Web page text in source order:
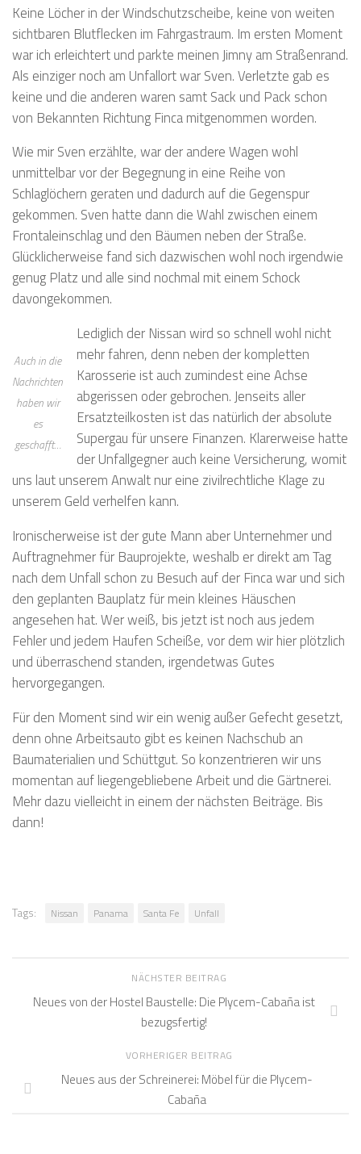
Keine Löcher in der Windschutzscheibe, keine von weiten
sichtbaren Blutflecken im Fahrgastraum. Im ersten Moment
war ich erleichtert und parkte meinen Jimny am Straßenrand.
Als einziger noch am Unfallort war Sven. Verletzte gab es
keine und die anderen waren samt Sack und Pack schon
von Bekannten Richtung Finca mitgenommen worden.
Wie mir Sven erzählte, war der andere Wagen wohl
unmittelbar vor der Begegnung in eine Reihe von
Schlaglöchern geraten und dadurch auf die Gegenspur
gekommen. Sven hatte dann die Wahl zwischen einem
Frontaleinschlag und den Bäumen neben der Straße.
Glücklicherweise fand sich dazwischen wohl noch irgendwie
genug Platz und alle sind nochmal mit einem Schock
davongekommen.
Auch in die
Nachrichten
haben wir
es
geschafft…
Lediglich der Nissan wird so schnell wohl nicht
mehr fahren, denn neben der kompletten
Karosserie ist auch zumindest eine Achse
abgerissen oder gebrochen. Jenseits aller
Ersatzteilkosten ist das natürlich der absolute
Supergau für unsere Finanzen. Klarerweise hatte
der Unfallgegner auch keine Versicherung, womit
uns laut unserem Anwalt nur eine zivilrechtliche Klage zu
unserem Geld verhelfen kann.
Ironischerweise ist der gute Mann aber Unternehmer und
Auftragnehmer für Bauprojekte, weshalb er direkt am Tag
nach dem Unfall schon zu Besuch auf der Finca war und sich
den geplanten Bauplatz für mein kleines Häuschen
angesehen hat. Wer weiß, bis jetzt ist noch aus jedem
Fehler und jedem Haufen Scheiße, vor dem wir hier plötzlich
und überraschend standen, irgendetwas Gutes
hervorgegangen.
Für den Moment sind wir ein wenig außer Gefecht gesetzt,
denn ohne Arbeitsauto gibt es keinen Nachschub an
Baumaterialien und Schüttgut. So konzentrieren wir uns
momentan auf liegengebliebene Arbeit und die Gärtnerei.
Mehr dazu vielleicht in einem der nächsten Beiträge. Bis
dann!
Tags: Nissan Panama Santa Fe Unfall
NÄCHSTER BEITRAG
Neues von der Hostel Baustelle: Die Plycem-Cabaña ist
bezugsfertig!
VORHERIGER BEITRAG
Neues aus der Schreinerei: Möbel für die Plycem-
Cabaña